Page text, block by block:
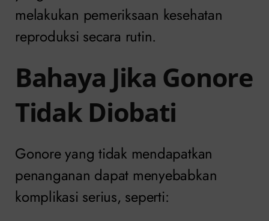
melakukan pemeriksaan kesehatan
reproduksi secara rutin.
Bahaya Jika Gonore
Tidak Diobati
Gonore yang tidak mendapatkan
penanganan dapat menyebabkan
komplikasi serius, seperti: